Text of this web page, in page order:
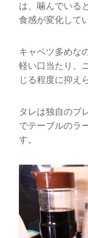
は、噛んでいる
食感が変化して
キャベツ多めな
軽い口当たり。
じる程度に抑え
タレは独自のブ
でテーブルのラ
す。